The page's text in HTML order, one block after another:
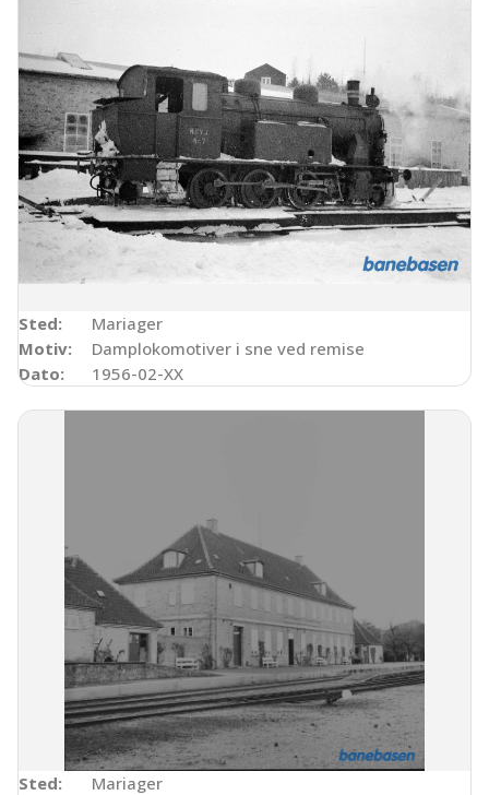
Sted:
Mariager
Motiv:
Damplokomotiver i sne ved remise
Dato:
1956-02-XX
Sted:
Mariager